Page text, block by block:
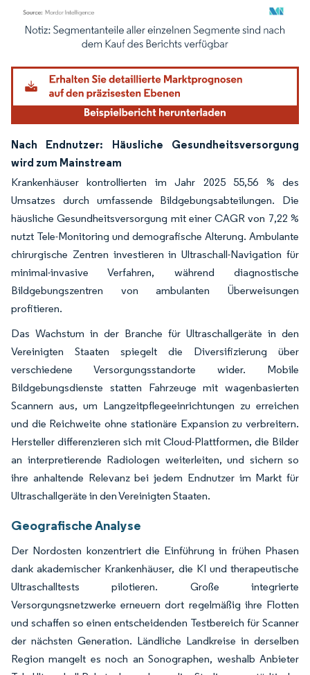
Bild © Mordor Intelligence. Wiederverwendung erfordert Namensnennung
Nach Endnutzer: Häusliche Gesundheitsversorgung
wird zum Mainstream
Krankenhäuser kontrollierten im Jahr 2025 55,56 % des
Umsatzes durch umfassende Bildgebungsabteilungen. Die
häusliche Gesundheitsversorgung mit einer CAGR von 7,22 %
nutzt Tele-Monitoring und demografische Alterung. Ambulante
chirurgische Zentren investieren in Ultraschall-Navigation für
minimal-invasive Verfahren, während diagnostische
Bildgebungszentren von ambulanten Überweisungen
profitieren.
Das Wachstum in der Branche für Ultraschallgeräte in den
Vereinigten Staaten spiegelt die Diversifizierung über
verschiedene Versorgungsstandorte wider. Mobile
Bildgebungsdienste statten Fahrzeuge mit wagenbasierten
Scannern aus, um Langzeitpflegeeinrichtungen zu erreichen
und die Reichweite ohne stationäre Expansion zu verbreitern.
Hersteller differenzieren sich mit Cloud-Plattformen, die Bilder
an interpretierende Radiologen weiterleiten, und sichern so
ihre anhaltende Relevanz bei jedem Endnutzer im Markt für
Ultraschallgeräte in den Vereinigten Staaten.
Geografische Analyse
Der Nordosten konzentriert die Einführung in frühen Phasen
dank akademischer Krankenhäuser, die KI und therapeutische
Ultraschalltests pilotieren. Große integrierte
Versorgungsnetzwerke erneuern dort regelmäßig ihre Flotten
und schaffen so einen entscheidenden Testbereich für Scanner
der nächsten Generation. Ländliche Landkreise in derselben
Region mangelt es noch an Sonographen, weshalb Anbieter